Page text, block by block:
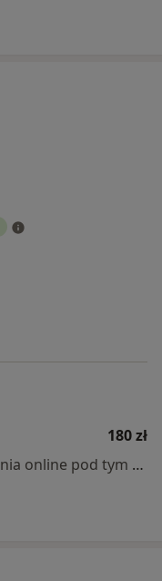
180 zł
Specjalista nie oferuje umawiania online pod tym adresem.